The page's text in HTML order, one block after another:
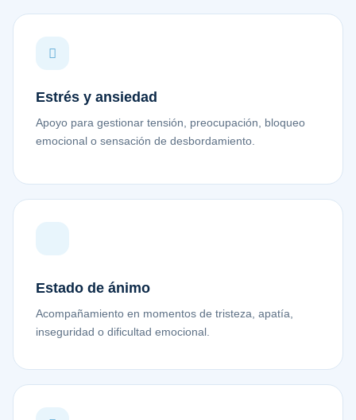
Estrés y ansiedad
Apoyo para gestionar tensión, preocupación, bloqueo
emocional o sensación de desbordamiento.
Estado de ánimo
Acompañamiento en momentos de tristeza, apatía,
inseguridad o dificultad emocional.